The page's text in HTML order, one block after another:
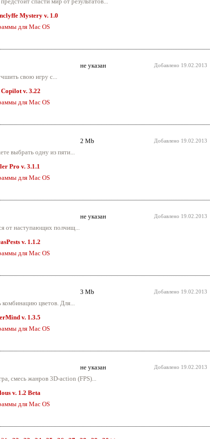
Mystery v. 1.0
для Mac OS
не указан Добавлено 19.02.2013
свою игру с...
v. 3.22
для Mac OS
2 Mb Добавлено 19.02.2013
выбрать одну из пяти...
Pro v. 3.1.1
для Mac OS
не указан Добавлено 19.02.2013
от наступающих полчищ...
v. 1.1.2
для Mac OS
3 Mb Добавлено 19.02.2013
комбинацию цветов. Для...
v. 1.3.5
для Mac OS
не указан Добавлено 19.02.2013
смесь жанров 3D-action (FPS)...
v. 1.2 Beta
для Mac OS